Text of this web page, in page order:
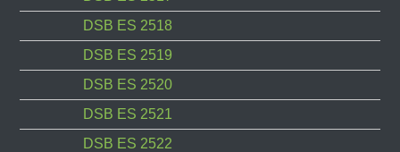
DSB ES 2518
DSB ES 2519
DSB ES 2520
DSB ES 2521
DSB ES 2522